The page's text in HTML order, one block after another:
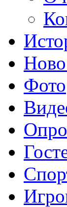
Фото